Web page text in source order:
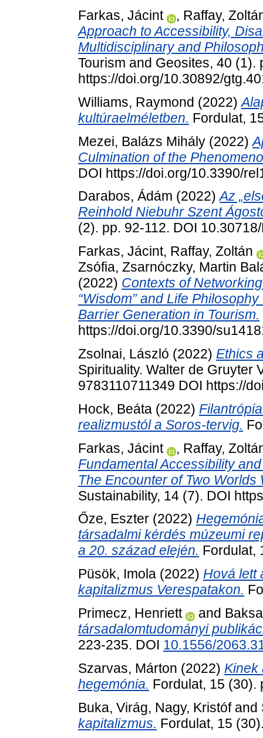
Farkas, Jácint , Raffay,
Approach to Accessibility,
Multidisciplinary and
Tourism and Geosites, 40 (1).
https://doi.org/10.30892/
Williams, Raymond (2022)
kultúraelméletben. Fordulat,
Mezei, Balázs Mihály (2022)
Culmination of the
DOI https://doi.org/10.3390/
Darabos, Ádám (2022)Az
Reinhold Niebuhr Szent
(2). pp. 92-112. DOI
Farkas, Jácint, Raffay, Zoltán
Zsófia, Zsarnóczky, Martin
(2022) Contexts of
“Wisdom” and Life
Barrier Generation in Tourism.
https://doi.org/10.3390/
Zsolnai, László (2022) Ethics
Spirituality. Walter de Gruyter
9783110711349 DOI https://
Hock, Beáta (2022)
realizmustól a Soros-tervig.
Farkas, Jácint
, Raffay,
Fundamental Accessibility
The Encounter of Two
Sustainability, 14 (7). DOI
Őze, Eszter (2022)
társadalmi kérdés múzeumi
a 20. század elején. Fordulat,
Püsök, Imola (2022) Hová lett
kapitalizmus Verespatakon.
Primecz, Henriett
and
társadalomtudományi
223-235. DOI 10.1556/
Szarvas, Márton (2022) Kinek
hegemónia. Fordulat, 15 (30).
Buka, Virág, Nagy, Kristófand
kapitalizmus. Fordulat, 15